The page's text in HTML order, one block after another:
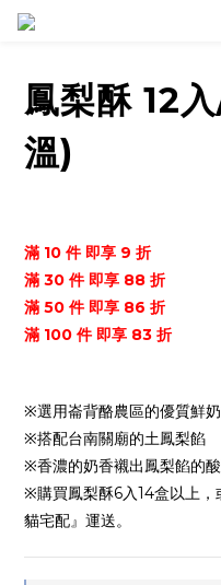
鳳梨酥 12
溫)
滿 10 件 即享 9 折
滿 30 件 即享 88 折
滿 50 件 即享 86 折
滿 100 件 即享 83 折
※選用崙背酪農區的優質鮮
※搭配台南關廟的土鳳梨餡
※香濃的奶香襯出鳳梨餡的
※購買鳳梨酥6入14盒以上，
貓宅配』運送。